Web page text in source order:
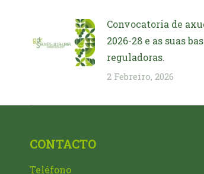
Convocatoria de
2026-28 e as suas
reguladoras.
2 Febreiro, 2026
CONTACTO
Teléfono